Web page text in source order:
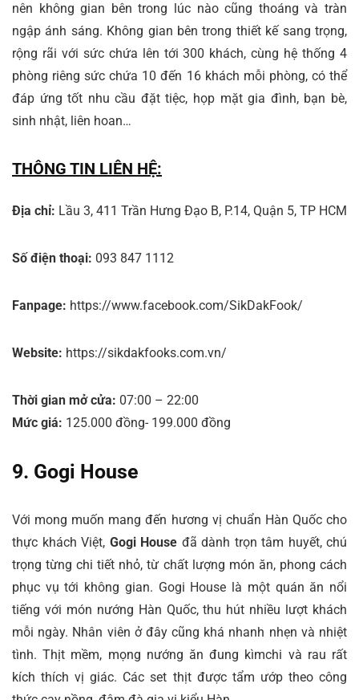
nên không gian bên trong lúc nào cũng thoáng và tràn
ngập ánh sáng. Không gian bên trong thiết kế sang trọng,
rộng rãi với sức chứa lên tới 300 khách, cùng hệ thống 4
phòng riêng sức chứa 10 đến 16 khách mỗi phòng, có thể
đáp ứng tốt nhu cầu đặt tiệc, họp mặt gia đình, bạn bè,
sinh nhật, liên hoan…
THÔNG TIN LIÊN HỆ:
Địa chỉ: Lầu 3, 411 Trần Hưng Đạo B, P.14, Quận 5, TP HCM
Số điện thoại: 093 847 1112
Fanpage: https://www.facebook.com/SikDakFook/
Website: https://sikdakfooks.com.vn/
Thời gian mở cửa: 07:00 – 22:00
Mức giá: 125.000 đồng- 199.000 đồng
9. Gogi House
Với mong muốn mang đến hương vị chuẩn Hàn Quốc cho
thực khách Việt, Gogi House đã dành trọn tâm huyết, chú
trọng từng chi tiết nhỏ, từ chất lượng món ăn, phong cách
phục vụ tới không gian. Gogi House là một quán ăn nổi
tiếng với món nướng Hàn Quốc, thu hút nhiều lượt khách
mỗi ngày. Nhân viên ở đây cũng khá nhanh nhẹn và nhiệt
tình. Thịt mềm, mọng nướng ăn đung kìmchi và rau rất
kích thích vị giác. Các set thịt được tẩm ướp theo công